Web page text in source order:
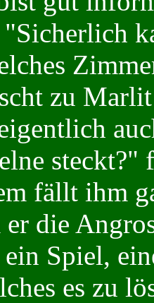
zu
steckt?"
fällt ihm
die
Spiel,
es zu